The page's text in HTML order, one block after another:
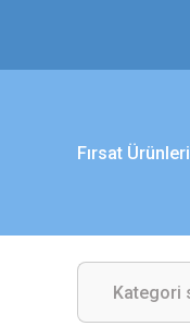
Fırsat Ürünleri